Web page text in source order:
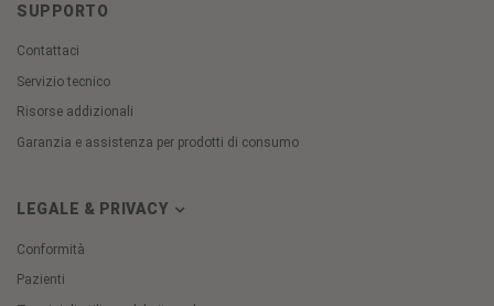
SUPPORTO
Contattaci
Servizio tecnico
Risorse addizionali
Garanzia e assistenza per prodotti di consumo
LEGALE & PRIVACY
Conformità
Pazienti